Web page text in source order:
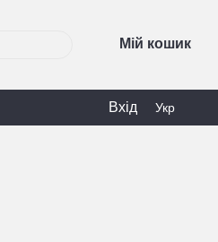
Мій кошик
Вхід Укр